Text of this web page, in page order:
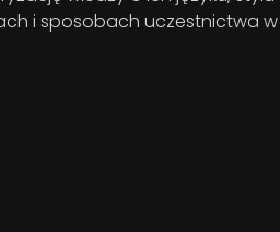
i sposobach uczestnictwa w